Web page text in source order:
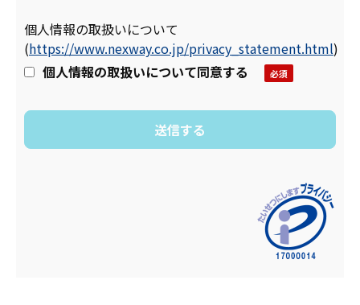
個人情報の取扱いについて
(https://www.nexway.co.jp/privacy_statement.html)
個人情報の取扱いについて同意する